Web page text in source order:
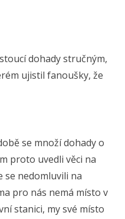
dohady stručným,
ujistil fanoušky, že
se množí dohady o
proto uvedli věci na
se nedomluvili na
pro nás nemá místo v
stanici, my své místo